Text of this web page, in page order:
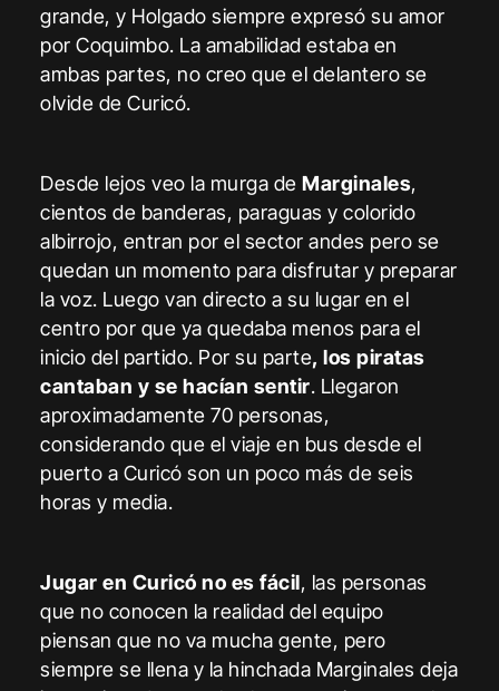
grande, y Holgado siempre expresó su amor
por Coquimbo. La amabilidad estaba en
ambas partes, no creo que el delantero se
olvide de Curicó.
Desde lejos veo la murga deMarginales,
cientos de banderas, paraguas y colorido
albirrojo, entran por el sector andes pero se
quedan un momento para disfrutar y preparar
la voz. Luego van directo a su lugar en el
centro por que ya quedaba menos para el
inicio del partido. Por su parte, los piratas
cantaban y se hacían sentir. Llegaron
aproximadamente 70 personas,
considerando que el viaje en bus desde el
puerto a Curicó son un poco más de seis
horas y media.
Jugar en Curicó no es fácil, las personas
que no conocen la realidad del equipo
piensan que no va mucha gente, pero
siempre se llena y la hinchada Marginales deja